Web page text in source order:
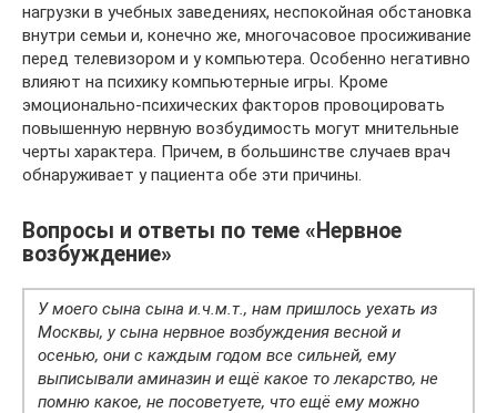
нагрузки в учебных заведениях, неспокойная обстановка
внутри семьи и, конечно же, многочасовое просиживание
перед телевизором и у компьютера. Особенно негативно
влияют на психику компьютерные игры. Кроме
эмоционально-психических факторов провоцировать
повышенную нервную возбудимость могут мнительные
черты характера. Причем, в большинстве случаев врач
обнаруживает у пациента обе эти причины.
Вопросы и ответы по теме «Нервное
возбуждение»
У моего сына сына и.ч.м.т., нам пришлось уехать из
Москвы, у сына нервное возбуждения весной и
осенью, они с каждым годом все сильней, ему
выписывали аминазин и ещё какое то лекарство, не
помню какое, не посоветуете, что ещё ему можно